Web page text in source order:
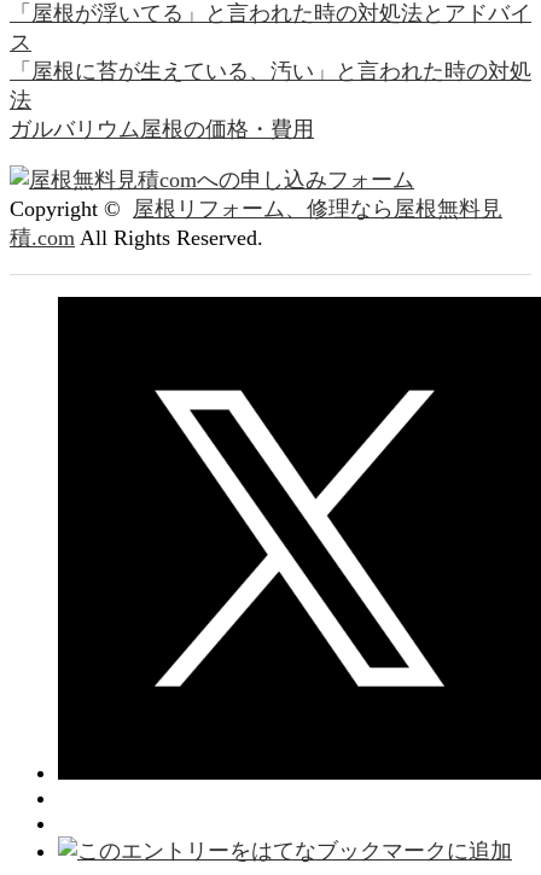
「屋根が浮いてる」と言われた時の対処法とアドバイ
ス
「屋根に苔が生えている、汚い」と言われた時の対処
法
ガルバリウム屋根の価格・費用
Copyright © 屋根リフォーム、修理なら屋根無料見
積.com All Rights Reserved.